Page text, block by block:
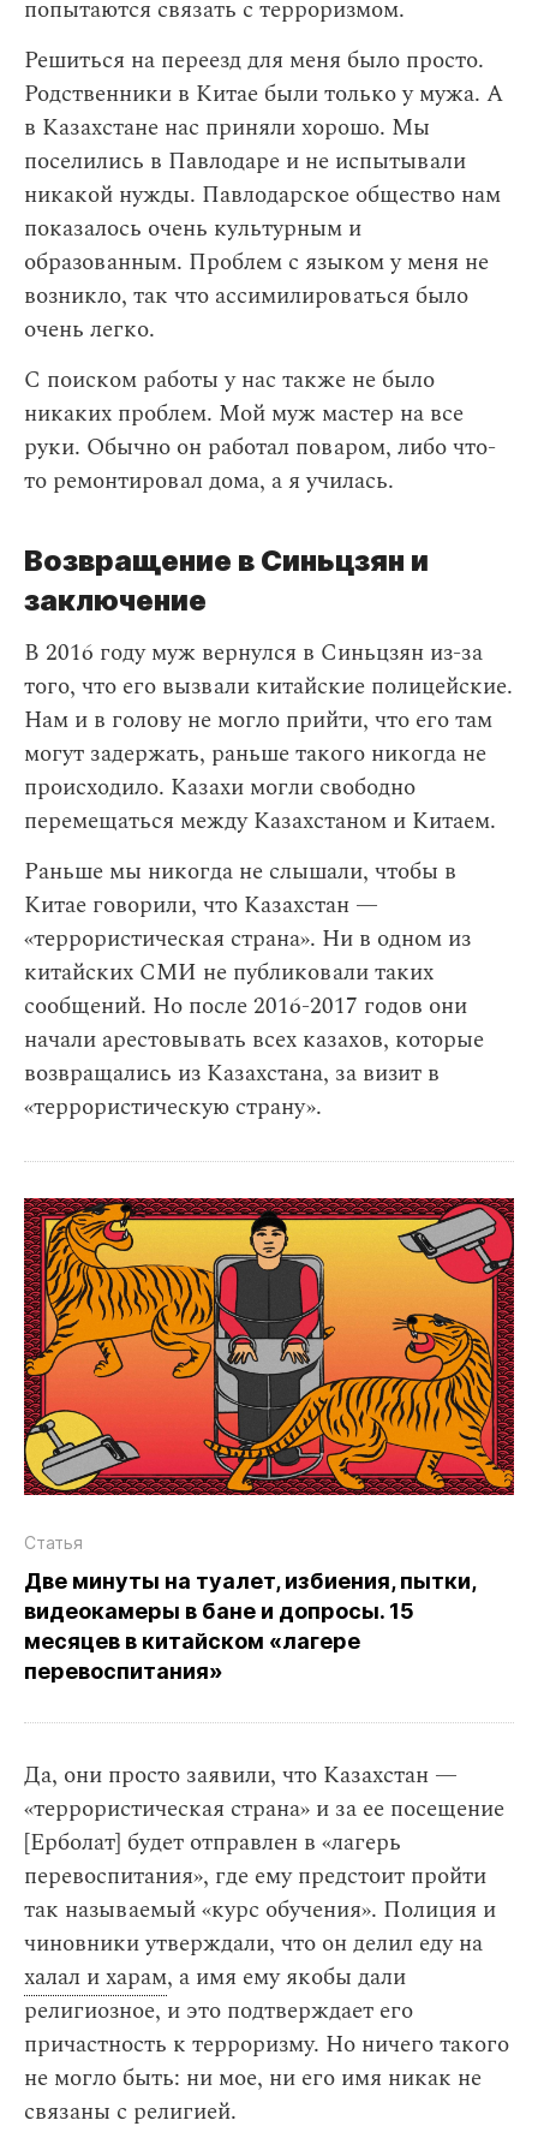
попытаются связать с терроризмом.
Решиться на переезд для меня было просто.
Родственники в Китае были только у мужа. А
в Казахстане нас приняли хорошо. Мы
поселились в Павлодаре и не испытывали
никакой нужды. Павлодарское общество нам
показалось очень культурным и
образованным. Проблем с языком у меня не
возникло, так что ассимилироваться было
очень легко.
С поиском работы у нас также не было
никаких проблем. Мой муж мастер на все
руки. Обычно он работал поваром, либо что-
то ремонтировал дома, а я училась.
Возвращение в Синьцзян и
заключение
В 2016 году муж вернулся в Синьцзян из-за
того, что его вызвали китайские полицейские.
Нам и в голову не могло прийти, что его там
могут задержать, раньше такого никогда не
происходило. Казахи могли свободно
перемещаться между Казахстаном и Китаем.
Раньше мы никогда не слышали, чтобы в
Китае говорили, что Казахстан —
«террористическая страна». Ни в одном из
китайских СМИ не публиковали таких
сообщений. Но после 2016-2017 годов они
начали арестовывать всех казахов, которые
возвращались из Казахстана, за визит в
«террористическую страну».
Статья
Две минуты на туалет, избиения, пытки,
видеокамеры в бане и допросы. 15
месяцев в китайском «лагере
перевоспитания»
Да, они просто заявили, что Казахстан —
«террористическая страна» и за ее посещение
[Ерболат] будет отправлен в «лагерь
перевоспитания», где ему предстоит пройти
так называемый «курс обучения». Полиция и
чиновники утверждали, что он делил еду на
халал и харам, а имя ему якобы дали
религиозное, и это подтверждает его
причастность к терроризму. Но ничего такого
не могло быть: ни мое, ни его имя никак не
связаны с религией.